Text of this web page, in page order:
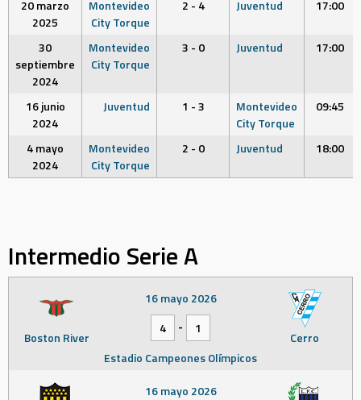
20 marzo
2025
Montevideo
City Torque
2 - 4 Juventud 17:00
30
septiembre
2024
Montevideo
City Torque
3 - 0 Juventud 17:00
16 junio
2024
Juventud 1 - 3
Montevideo
City Torque
09:45
4 mayo
2024
Montevideo
City Torque
2 - 0 Juventud 18:00
Intermedio Serie A
Boston River Cerro
16 mayo 2026
4
-
1
Estadio Campeones Olímpicos
16 mayo 2026